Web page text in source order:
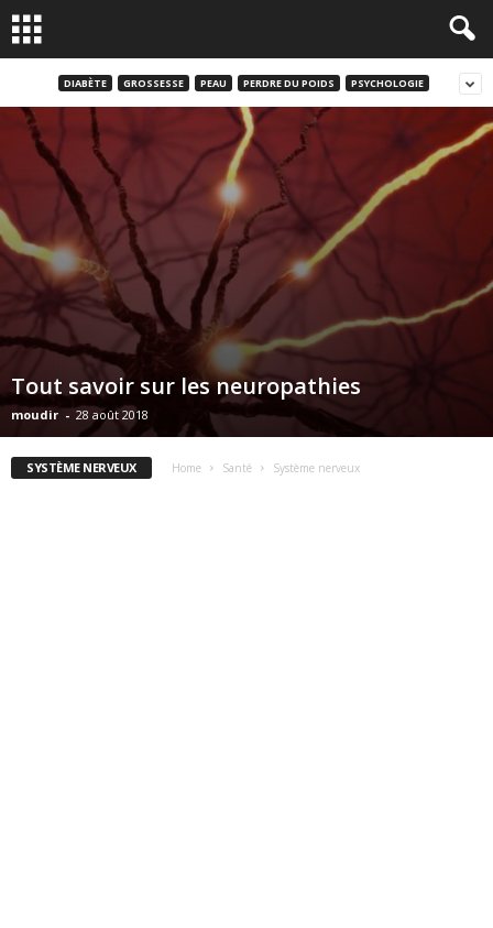
DIABÈTE GROSSESSE PEAU PERDRE DU POIDS PSYCHOLOGIE
Tout savoir sur les neuropathies
moudir - 28 août 2018
SYSTÈME NERVEUX Home Santé Système nerveux